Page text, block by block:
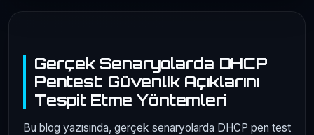
Gerçek Senaryolarda DHCP
Pentest: Güvenlik Açıklarını
Tespit Etme Yöntemleri
Bu blog yazısında, gerçek senaryolarda DHCP pen test